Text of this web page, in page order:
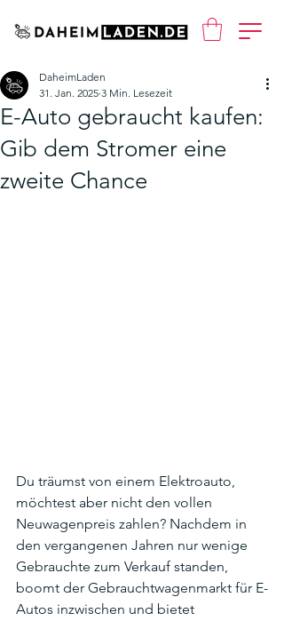
E-Auto gebraucht kaufen:
Gib dem Stromer eine
zweite Chance
DaheimLaden
31. Jan. 2025 3 Min. Lesezeit
Du träumst von einem Elektroauto,
möchtest aber nicht den vollen
Neuwagenpreis zahlen? Nachdem in
den vergangenen Jahren nur wenige
Gebrauchte zum Verkauf standen,
boomt der Gebrauchtwagenmarkt für E-
Autos inzwischen und bietet